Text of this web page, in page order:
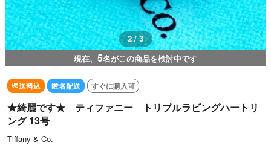
2 / 3
現在、 5名がこの商品を検討中です
送料込 匿名配送 すぐに購入可
★綺麗です★ ティファニー トリプルラビングハートリ
ング 13号
Tiffany & Co.